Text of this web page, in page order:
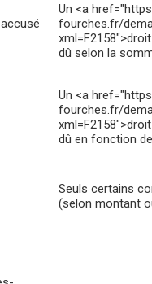
Un <a
fourches.fr/
dû selon la
Un <a
fourches.fr/
dû en fonction
Seuls certains
(selon montant